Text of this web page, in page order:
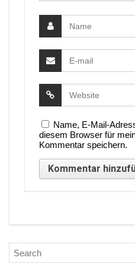
Name, E-Mail-
diesem Browser für
Kommentar speichern.